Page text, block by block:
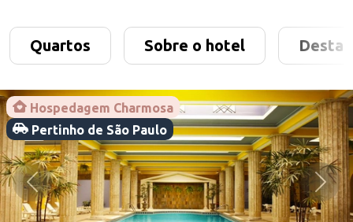
Quartos Sobre o hotel
Anterior
Hospedagem Charmosa
Pertinho de São Paulo